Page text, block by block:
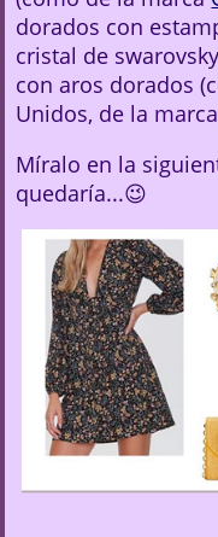
dorados con
cristal de
con aros dorados
Unidos, de la marca
Míralo en la
quedaría...😉